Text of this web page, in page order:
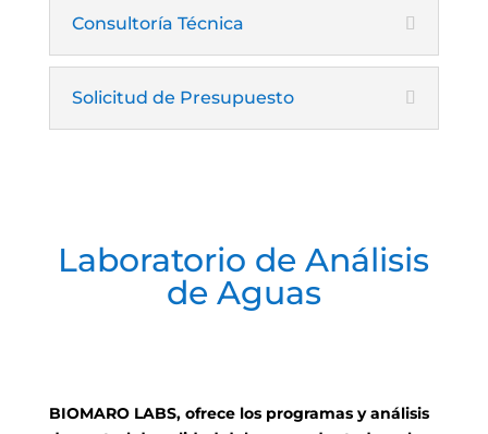
Consultoría Técnica
Solicitud de Presupuesto
Laboratorio de Análisis
de Aguas
BIOMARO LABS, ofrece los programas y análisis